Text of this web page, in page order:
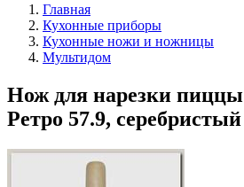
Главная
Кухонные приборы
Кухонные ножи и ножницы
Мультидом
Нож для нарезки
Ретро 57.9,